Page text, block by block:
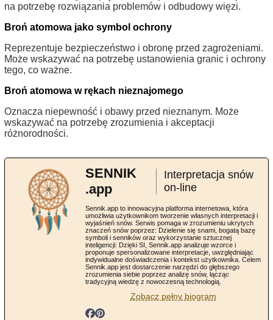
na potrzebę rozwiązania problemów i odbudowy więzi.
Broń atomowa jako symbol ochrony
Reprezentuje bezpieczeństwo i obronę przed zagrożeniami.
Może wskazywać na potrzebę ustanowienia granic i ochrony
tego, co ważne.
Broń atomowa w rękach nieznajomego
Oznacza niepewność i obawy przed nieznanym. Może
wskazywać na potrzebę zrozumienia i akceptacji
różnorodności.
SENNIK
.app
Interpretacja snów
on-line
Sennik.app to innowacyjna platforma internetowa, która
umożliwia użytkownikom tworzenie własnych interpretacji i
wyjaśnień snów. Serwis pomaga w zrozumieniu ukrytych
znaczeń snów poprzez: Dzielenie się snami, bogatą bazę
symboli i senników oraz wykorzystanie sztucznej
inteligencji: Dzięki SI, Sennik.app analizuje wzorce i
proponuje spersonalizowane interpretacje, uwzględniając
indywidualne doświadczenia i kontekst użytkownika. Celem
Sennik.app jest dostarczenie narzędzi do głębszego
zrozumienia siebie poprzez analizę snów, łącząc
tradycyjną wiedzę z nowoczesną technologią.
Zobacz pełny biogram